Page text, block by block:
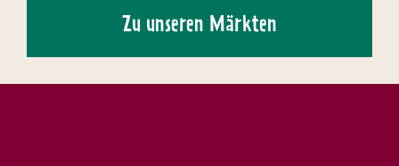
Zu unseren Märkten